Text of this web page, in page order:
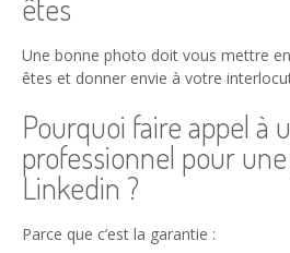
êtes
Une bonne photo doit vous mettre
êtes et donner envie à votre
Pourquoi faire appel à
professionnel pour
Linkedin ?
Parce que c’est la garantie :